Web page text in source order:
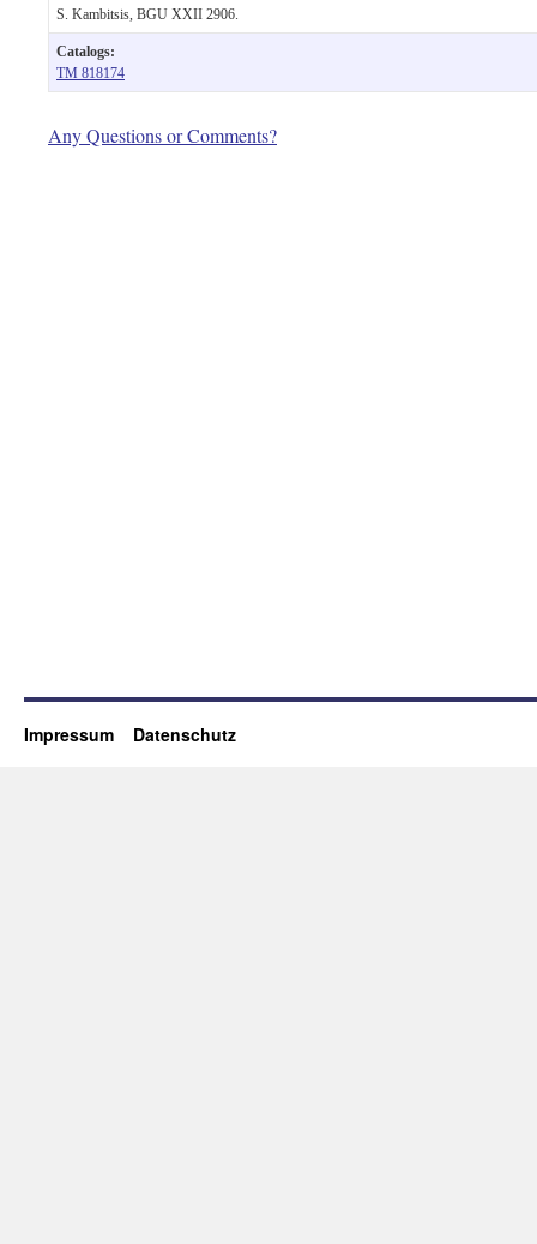
S. Kambitsis, BGU XXII 2906.
Catalogs:
TM 818174
Any Questions or Comments?
Impressum Datenschutz